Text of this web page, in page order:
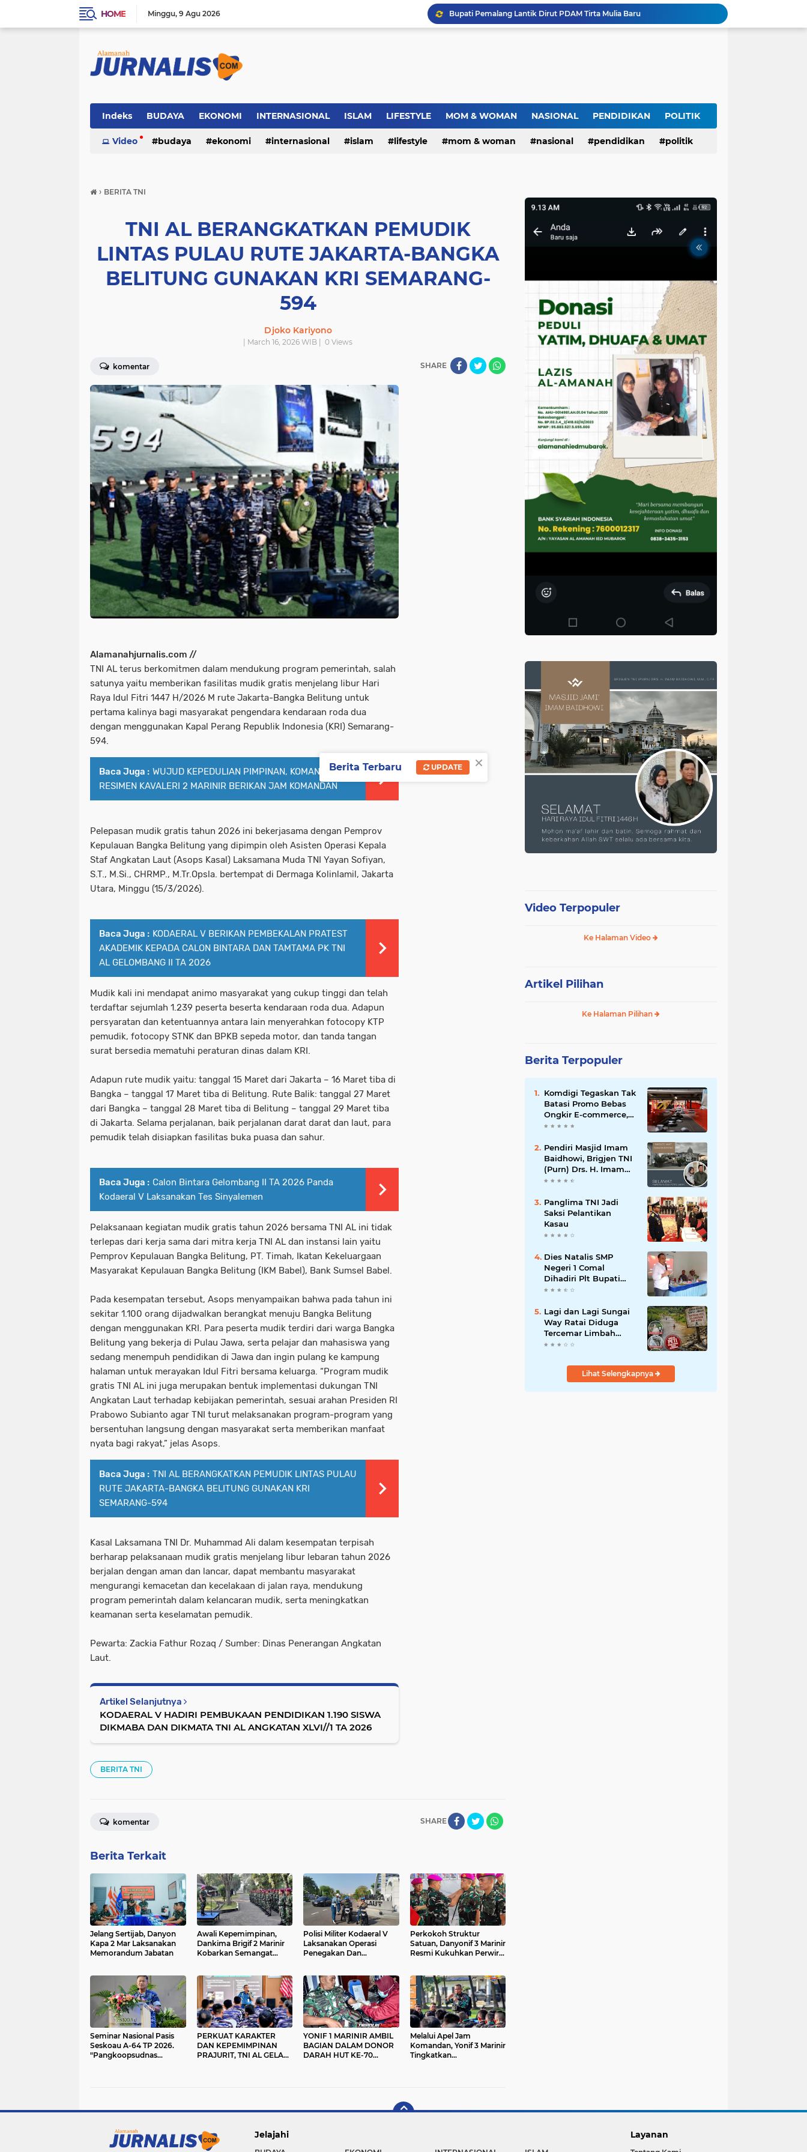
HOME Minggu 9 Agu 2026
Bupati Pemalang Lantik Dirut PDAM Tirta Mulia Baru
Deklarasi Masyarakat Adat Segekhi Suku Tolak Geotermal Gunung Rajabasa, Advokat Siap Kawal Secara Hukum
Dies Natalis SMP Negeri 1 Comal Dihadiri Plt Bupati Pemalang Nurkholis
Indeks BUDAYA EKONOMI INTERNASIONAL ISLAM LIFESTYLE MOM & WOMAN NASIONAL PENDIDIKAN POLITIK
SOSIAL WISATA
Video budaya ekonomi internasional islam lifestyle mom & woman nasional pendidikan politik
› BERITA TNI
TNI AL BERANGKATKAN PEMUDIK
LINTAS PULAU RUTE JAKARTA-BANGKA
BELITUNG GUNAKAN KRI SEMARANG-
594
Djoko Kariyono
| March 16, 2026 WIB | 0 Views
komentar SHARE
Alamanahjurnalis.com //
TNI AL terus berkomitmen dalam mendukung program pemerintah, salah
satunya yaitu memberikan fasilitas mudik gratis menjelang libur Hari
Raya Idul Fitri 1447 H/2026 M rute Jakarta-Bangka Belitung untuk
pertama kalinya bagi masyarakat pengendara kendaraan roda dua
dengan menggunakan Kapal Perang Republik Indonesia (KRI) Semarang-
594.
Baca Juga : WUJUD KEPEDULIAN PIMPINAN, KOMANDAN
RESIMEN KAVALERI 2 MARINIR BERIKAN JAM KOMANDAN
Pelepasan mudik gratis tahun 2026 ini bekerjasama dengan Pemprov
Kepulauan Bangka Belitung yang dipimpin oleh Asisten Operasi Kepala
Staf Angkatan Laut (Asops Kasal) Laksamana Muda TNI Yayan Sofiyan,
S.T., M.Si., CHRMP., M.Tr.Opsla. bertempat di Dermaga Kolinlamil, Jakarta
Utara, Minggu (15/3/2026).
Baca Juga : KODAERAL V BERIKAN PEMBEKALAN PRATEST
AKADEMIK KEPADA CALON BINTARA DAN TAMTAMA PK TNI
AL GELOMBANG II TA 2026
Mudik kali ini mendapat animo masyarakat yang cukup tinggi dan telah
terdaftar sejumlah 1.239 peserta beserta kendaraan roda dua. Adapun
persyaratan dan ketentuannya antara lain menyerahkan fotocopy KTP
pemudik, fotocopy STNK dan BPKB sepeda motor, dan tanda tangan
surat bersedia mematuhi peraturan dinas dalam KRI.
Adapun rute mudik yaitu: tanggal 15 Maret dari Jakarta – 16 Maret tiba di
Bangka – tanggal 17 Maret tiba di Belitung. Rute Balik: tanggal 27 Maret
dari Bangka – tanggal 28 Maret tiba di Belitung – tanggal 29 Maret tiba
di Jakarta. Selama perjalanan, baik perjalanan darat darat dan laut, para
pemudik telah disiapkan fasilitas buka puasa dan sahur.
Baca Juga : Calon Bintara Gelombang II TA 2026 Panda
Kodaeral V Laksanakan Tes Sinyalemen
Pelaksanaan kegiatan mudik gratis tahun 2026 bersama TNI AL ini tidak
terlepas dari kerja sama dari mitra kerja TNI AL dan instansi lain yaitu
Pemprov Kepulauan Bangka Belitung, PT. Timah, Ikatan Kekeluargaan
Masyarakat Kepulauan Bangka Belitung (IKM Babel), Bank Sumsel Babel.
Pada kesempatan tersebut, Asops menyampaikan bahwa pada tahun ini
sekitar 1.100 orang dijadwalkan berangkat menuju Bangka Belitung
dengan menggunakan KRI. Para peserta mudik terdiri dari warga Bangka
Belitung yang bekerja di Pulau Jawa, serta pelajar dan mahasiswa yang
sedang menempuh pendidikan di Jawa dan ingin pulang ke kampung
halaman untuk merayakan Idul Fitri bersama keluarga. “Program mudik
gratis TNI AL ini juga merupakan bentuk implementasi dukungan TNI
Angkatan Laut terhadap kebijakan pemerintah, sesuai arahan Presiden RI
Prabowo Subianto agar TNI turut melaksanakan program-program yang
bersentuhan langsung dengan masyarakat serta memberikan manfaat
nyata bagi rakyat,” jelas Asops.
Baca Juga : TNI AL BERANGKATKAN PEMUDIK LINTAS PULAU
RUTE JAKARTA-BANGKA BELITUNG GUNAKAN KRI
SEMARANG-594
Kasal Laksamana TNI Dr. Muhammad Ali dalam kesempatan terpisah
berharap pelaksanaan mudik gratis menjelang libur lebaran tahun 2026
berjalan dengan aman dan lancar, dapat membantu masyarakat
mengurangi kemacetan dan kecelakaan di jalan raya, mendukung
program pemerintah dalam kelancaran mudik, serta meningkatkan
keamanan serta keselamatan pemudik.
Pewarta: Zackia Fathur Rozaq / Sumber: Dinas Penerangan Angkatan
Laut.
Artikel Selanjutnya
KODAERAL V HADIRI PEMBUKAAN PENDIDIKAN 1.190 SISWA
DIKMABA DAN DIKMATA TNI AL ANGKATAN XLVI//1 TA 2026
BERITA TNI
SHARE
komentar
Berita Terkait
Jelang Sertijab, Danyon
Kapa 2 Mar Laksanakan
Memorandum Jabatan
Awali Kepemimpinan,
Dankima Brigif 2 Marinir
Kobarkan Semangat
Polisi Militer Kodaeral V
Laksanakan Operasi
Penegakan Dan
Perkokoh Struktur
Satuan, Danyonif 3 Marinir
Resmi Kukuhkan Perwira
Seminar Nasional Pasis
Seskoau A-64 TP 2026.
"Pangkoopsudnas
PERKUAT KARAKTER
DAN KEPEMIMPINAN
PRAJURIT, TNI AL GELAR
YONIF 1 MARINIR AMBIL
BAGIAN DALAM DONOR
DARAH HUT KE-70
Melalui Apel Jam
Komandan, Yonif 3 Marinir
Tingkatkan
Video Terpopuler
Ke Halaman Video
Artikel Pilihan
Ke Halaman Pilihan
Berita Terpopuler
Komdigi Tegaskan Tak
Batasi Promo Bebas
Ongkir E-commerce,
tapi Perusahaan Kurir
Pendiri Masjid Imam
Baidhowi, Brigjen TNI
(Purn) Drs. H. Imam
Baidhowi, M.M., C. Fr.A
Selamat Idul Fitri 1445
H
Panglima TNI Jadi
Saksi Pelantikan
Kasau
Dies Natalis SMP
Negeri 1 Comal
Dihadiri Plt Bupati
Pemalang Nurkholis
Lagi dan Lagi Sungai
Way Ratai Diduga
Tercemar Limbah
PETIIkan
Rakyat Jadi Korban: Di
Mana Negara? KeLihat Selengkapnya
Jelajahi Layanan
×
Berita Terbaru UPDATE